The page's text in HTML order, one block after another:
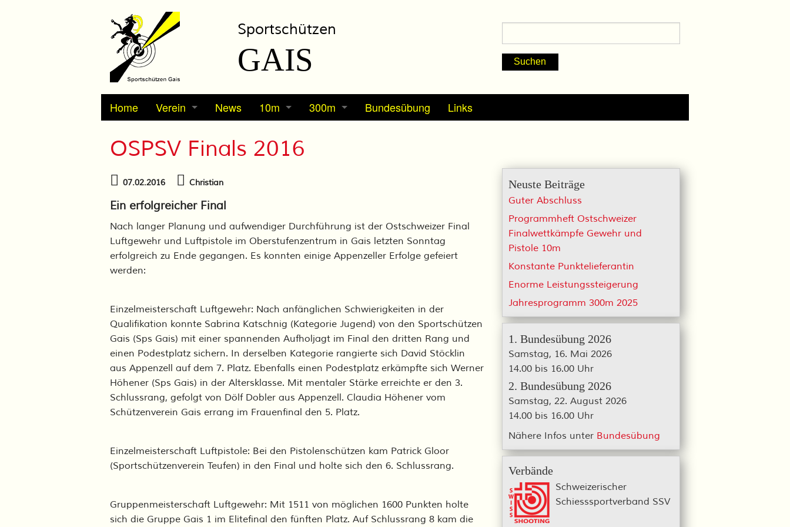
Sportschützen
GAIS
Home
Verein
Vereinsgeschichte
Statuten
Ortsplan
News
10m
Berichte / Resultate
300m
Bundesübung Links
OSPSV Finals 2016
07.02.2016 Christian
Ein erfolgreicher Final
Nach langer Planung und aufwendiger Durchführung ist der Ostschweizer Final
Luftgewehr und Luftpistole im Oberstufenzentrum in Gais letzten Sonntag
erfolgreich zu Ende gegangen. Es konnten einige Appenzeller Erfolge gefeiert
werden:
Einzelmeisterschaft Luftgewehr: Nach anfänglichen Schwierigkeiten in der
Qualifikation konnte Sabrina Katschnig (Kategorie Jugend) von den Sportschützen
Gais (Sps Gais) mit einer spannenden Aufholjagt im Final den dritten Rang und
einen Podestplatz sichern. In derselben Kategorie rangierte sich David Stöcklin
aus Appenzell auf dem 7. Platz. Ebenfalls einen Podestplatz erkämpfte sich Werner
Höhener (Sps Gais) in der Altersklasse. Mit mentaler Stärke erreichte er den 3.
Schlussrang, gefolgt von Dölf Dobler aus Appenzell. Claudia Höhener vom
Schützenverein Gais errang im Frauenfinal den 5. Platz.
Einzelmeisterschaft Luftpistole: Bei den Pistolenschützen kam Patrick Gloor
(Sportschützenverein Teufen) in den Final und holte sich den 6. Schlussrang.
Gruppenmeisterschaft Luftgewehr: Mit 1511 von möglichen 1600 Punkten holte
sich die Gruppe Gais 1 im Elitefinal den fünften Platz. Auf Schlussrang 8 kam die
Neuste Beiträge
Guter Abschluss
Programmheft Ostschweizer
Finalwettkämpfe Gewehr und
Pistole 10m
Konstante Punktelieferantin
Enorme Leistungssteigerung
Jahresprogramm 300m 2025
1. Bundesübung 2026
Samstag, 16. Mai 2026
14.00 bis 16.00 Uhr
2. Bundesübung 2026
Samstag, 22. August 2026
14.00 bis 16.00 Uhr
Nähere Infos unter Bundesübung
Verbände
Schweizerischer
Schiesssportverband SSV